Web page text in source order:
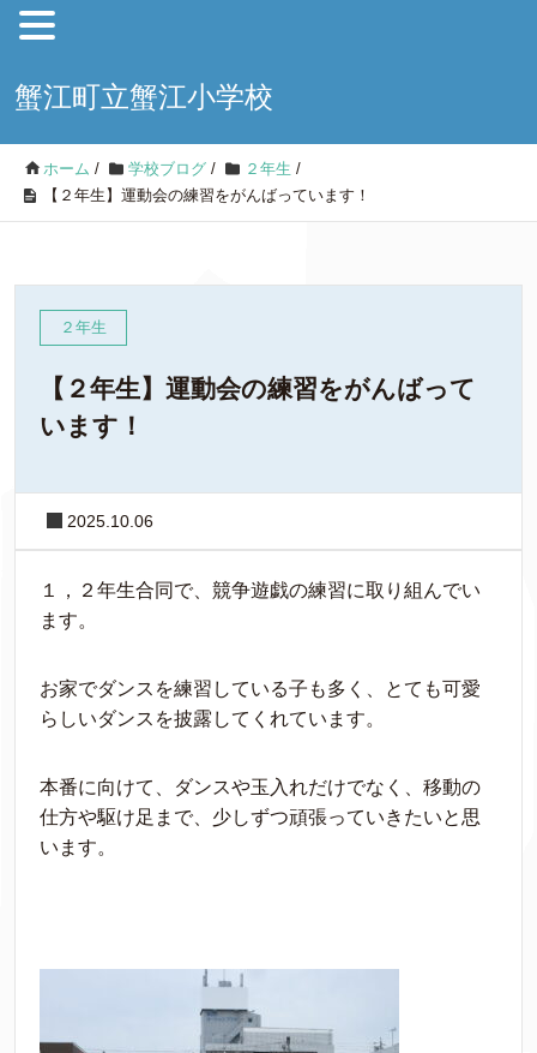
蟹江町立蟹江小学校
ホーム / 学校ブログ / ２年生 /
【２年生】運動会の練習をがんばっています！
２年生
【２年生】運動会の練習をがんばって
います！
2025.10.06
１，２年生合同で、競争遊戯の練習に取り組んでい
ます。
お家でダンスを練習している子も多く、とても可愛
らしいダンスを披露してくれています。
本番に向けて、ダンスや玉入れだけでなく、移動の
仕方や駆け足まで、少しずつ頑張っていきたいと思
います。